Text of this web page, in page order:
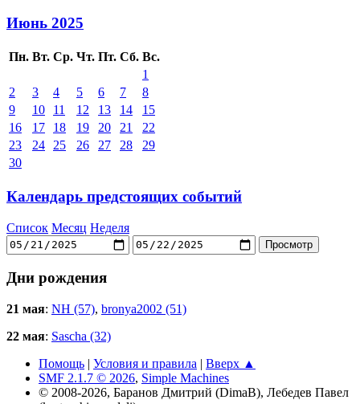
Июнь 2025
Пн. Вт. Ср. Чт. Пт. Сб. Вс.
1
2
3 4 5 6 7
8
9
10 11 12 13 14
15
16
17 18 19 20 21
22
23
24 25 26 27 28
29
30
Календарь предстоящих событий
Список Месяц Неделя
Дни рождения
21 мая: NH (57), bronya2002 (51)
22 мая: Sascha (32)
Помощь | Условия и правила | Вверх ▲
SMF 2.1.7 © 2026, Simple Machines
© 2008-2026, Баранов Дмитрий (DimaB), Лебедев Павел